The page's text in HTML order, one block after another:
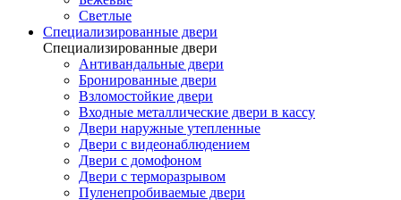
Светлые
Специализированные двери
Специализированные двери
Антивандальные двери
Бронированные двери
Взломостойкие двери
Входные металлические двери в кассу
Двери наружные утепленные
Двери с видеонаблюдением
Двери с домофоном
Двери с терморазрывом
Пуленепробиваемые двери